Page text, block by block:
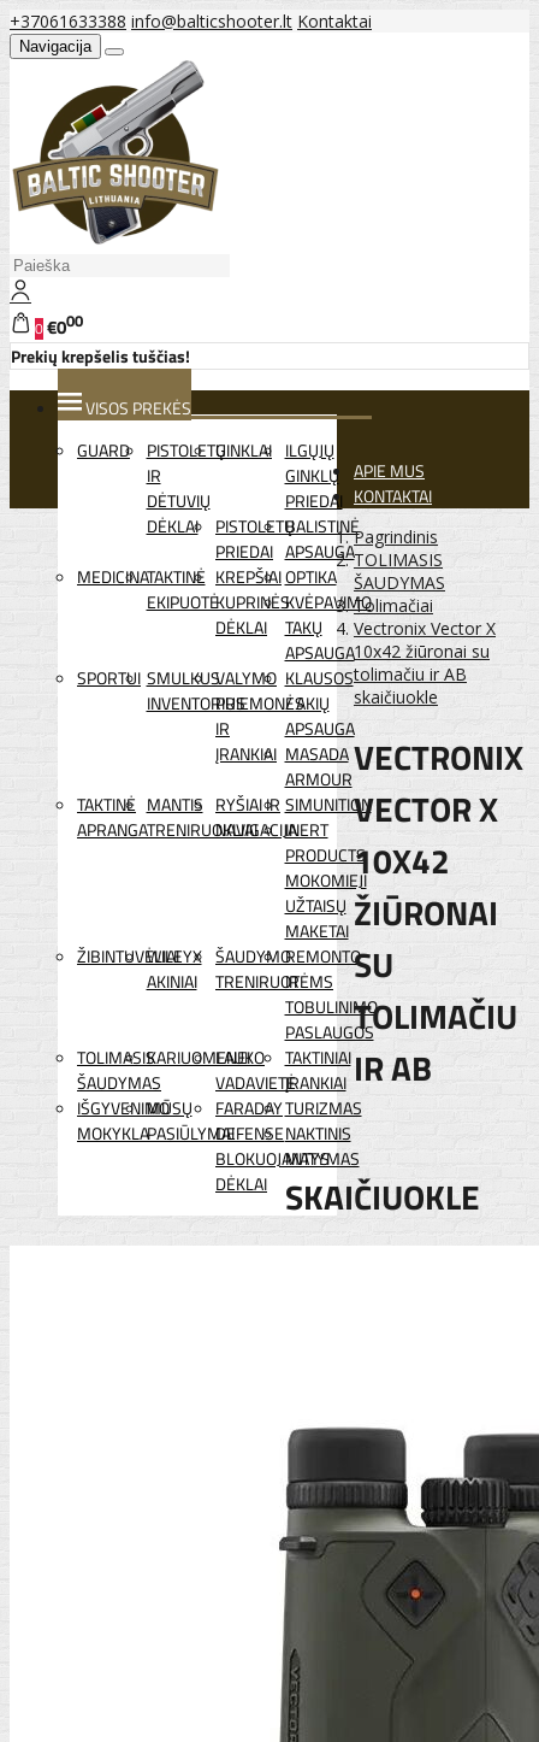
+37061633388 info@balticshooter.lt Kontaktai
Navigacija
0€000
Prekių krepšelis tuščias!
VISOS PREKĖS
GUARD
PISTOLETŲ
IR
DĖTUVIŲ
DĖKLAI
GINKLAI ILGŲJŲ
GINKLŲ
PRIEDAI
PISTOLETŲ
PRIEDAI
BALISTINĖ
APSAUGA
MEDICINATAKTINĖ
EKIPUOTĖ
KREPŠIAI
KUPRINĖS
DĖKLAI
OPTIKA
KVĖPAVIMO
TAKŲ
APSAUGA
SPORTUI SMULKUS
INVENTORIUS
VALYMO
PRIEMONĖS
IR
ĮRANKIAI
KLAUSOS
/ AKIŲ
APSAUGA
MASADA
ARMOUR
TAKTINĖ
APRANGA
MANTIS
TRENIRUOKLIAI
RYŠIAI IR
NAVIGACIJA
SIMUNITION
INERT
PRODUCTS
MOKOMIEJI
UŽTAISŲ
MAKETAI
ŽIBINTUVĖLIAI
WILEYX
AKINIAI
ŠAUDYMO
TRENIRUOTĖMS
REMONTO
IR
TOBULINIMO
PASLAUGOS
TOLIMASIS
ŠAUDYMAS
KARIUOMENEI
LAUKO
VADAVIETĖ
TAKTINIAI
ĮRANKIAI
IŠGYVENIMO
MOKYKLA
MŪSŲ
PASIŪLYMAI
FARADAY
DEFENSE
BLOKUOJANTYS
DĖKLAI
TURIZMAS
NAKTINIS
MATYMAS
APIE MUS
KONTAKTAI
Pagrindinis
TOLIMASIS
ŠAUDYMAS
Tolimačiai
Vectronix Vector X
10x42 žiūronai su
tolimačiu ir AB
skaičiuokle
VECTRONIX
VECTOR X
10X42
ŽIŪRONAI
SU
TOLIMAČIU
IR AB
SKAIČIUOKLE